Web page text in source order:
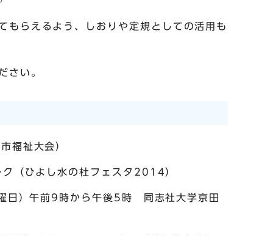
もらえるよう、しおりや定規としての活用も
さい。
福祉大会）
（ひよし水の杜フェスタ2014）
）午前9時から午後5時 同志社大学京田